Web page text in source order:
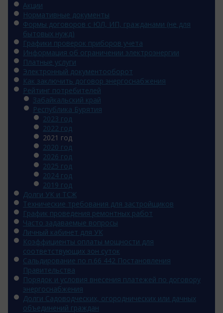
Акции
Нормативные документы
Формы договоров с ЮЛ, ИП, гражданами (не для
бытовых нужд)
Графики проверок приборов учета
Информация об ограничении электроэнергии
Платные услуги
Электронный документооборот
Как заключить договор энергоснабжения
Рейтинг потребителей
Забайкальский край
Республика Бурятия
2023 год
2022 год
2021 год
2020 год
2026 год
2025 год
2024 год
2019 год
Долги УК и ТСЖ
Технические требования для застройщиков
График проведения ремонтных работ
Часто задаваемые вопросы
Личный кабинет для УК
Коэффициенты оплаты мощности для
соответствующих зон суток
Сальдирование по п.66 442 Постановления
Правительства
Порядок и условия внесения платежей по договору
энергоснабжения
Долги Садоводческих, огороднических или дачных
объединений граждан